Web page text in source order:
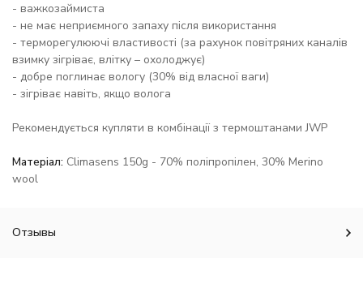
- важкозаймиста
- не має неприємного запаху після використання
- терморегулюючі властивості (за рахунок повітряних каналів
взимку зігріває, влітку – охолоджує)
- добре поглинає вологу (30% від власної ваги)
- зігріває навіть, якщо волога
Рекомендується купляти в комбінації з термоштанами JWP
Матеріал: Climasens 150g - 70% поліпропілен, 30% Merino
wool
Отзывы